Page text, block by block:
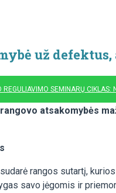
už
REGULIAVIMO SEMINARŲ
atsakomybės
rangos sutartį,
savo jėgomis ir